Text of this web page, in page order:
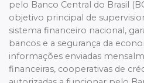
pelo Banco Central do Brasil
objetivo principal de
sistema financeiro nacional,
bancos e a segurança da
informações enviadas
financeiras, cooperativas de